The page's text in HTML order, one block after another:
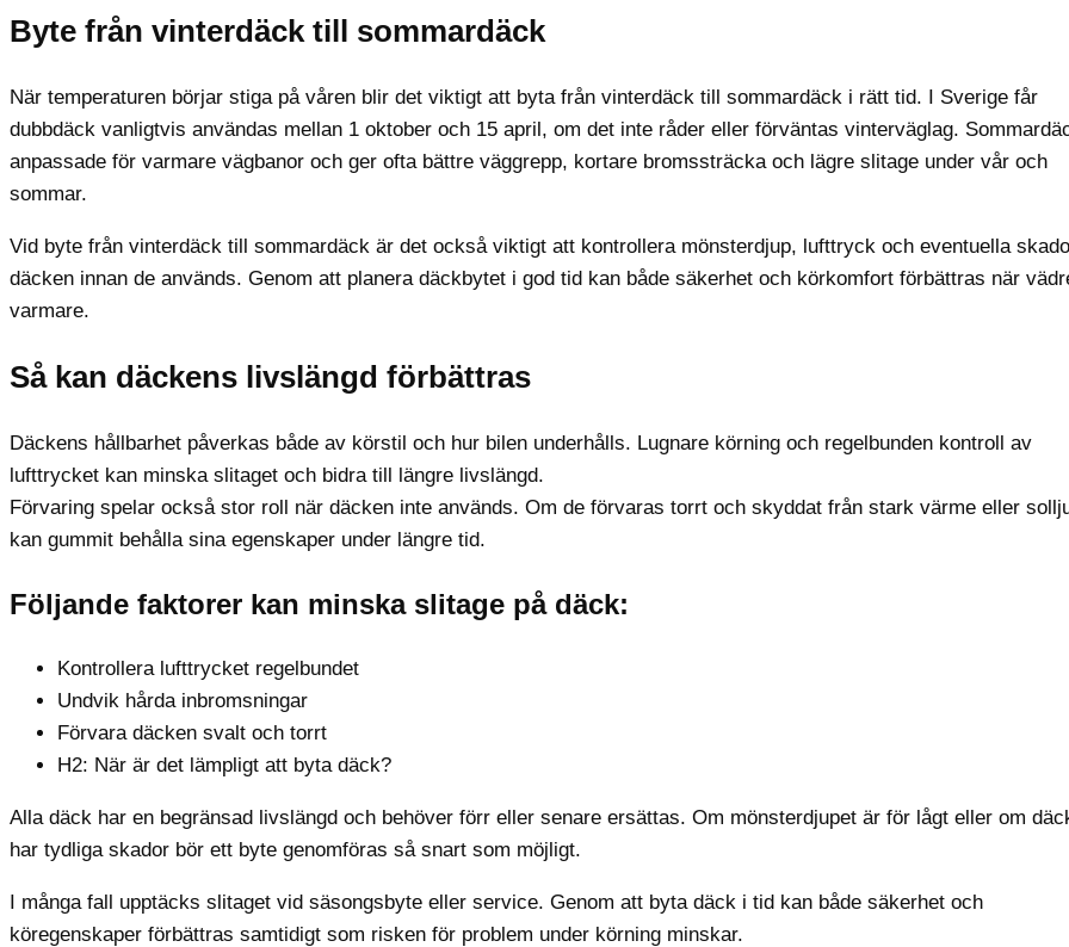
Byte från vinterdäck till sommardäck
När temperaturen börjar stiga på våren blir det viktigt att byta från vinterdäck till sommardäck i rätt tid. I Sverige får
dubbdäck vanligtvis användas mellan 1 oktober och 15 april, om det inte råder eller förväntas vinterväglag.
anpassade för varmare vägbanor och ger ofta bättre väggrepp, kortare bromssträcka och lägre slitage under vår och
sommar.
Vid byte från vinterdäck till sommardäck är det också viktigt att kontrollera mönsterdjup, lufttryck och eventuella
däcken innan de används. Genom att planera däckbytet i god tid kan både säkerhet och körkomfort förbättras när
varmare.
Så kan däckens livslängd förbättras
Däckens hållbarhet påverkas både av körstil och hur bilen underhålls. Lugnare körning och regelbunden kontroll av
lufttrycket kan minska slitaget och bidra till längre livslängd.
Förvaring spelar också stor roll när däcken inte används. Om de förvaras torrt och skyddat från stark värme eller
kan gummit behålla sina egenskaper under längre tid.
Följande faktorer kan minska slitage på däck:
Kontrollera lufttrycket regelbundet
Undvik hårda inbromsningar
Förvara däcken svalt och torrt
H2: När är det lämpligt att byta däck?
Alla däck har en begränsad livslängd och behöver förr eller senare ersättas. Om mönsterdjupet är för lågt eller om
har tydliga skador bör ett byte genomföras så snart som möjligt.
I många fall upptäcks slitaget vid säsongsbyte eller service. Genom att byta däck i tid kan både säkerhet och
köregenskaper förbättras samtidigt som risken för problem under körning minskar.